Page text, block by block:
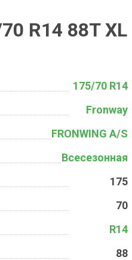
R14 88T XL
175/70 R14
Fronway
FRONWING A/S
Всесезонная
175
70
R14
88